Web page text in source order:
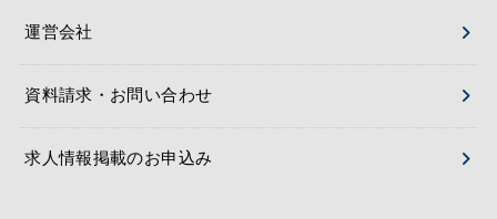
運営会社
資料請求・お問い合わせ
求人情報掲載のお申込み